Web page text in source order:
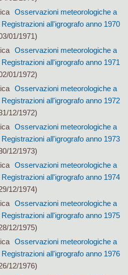
Osservazioni meteorologiche a
all'igrografo anno 1970
01/1971)
Osservazioni meteorologiche a
all'igrografo anno 1971
01/1972)
Osservazioni meteorologiche a
all'igrografo anno 1972
12/1972)
Osservazioni meteorologiche a
all'igrografo anno 1973
12/1973)
Osservazioni meteorologiche a
all'igrografo anno 1974
12/1974)
Osservazioni meteorologiche a
all'igrografo anno 1975
12/1975)
Osservazioni meteorologiche a
all'igrografo anno 1976
12/1976)